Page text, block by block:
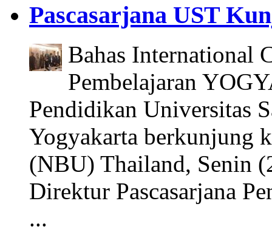
Pascasarjana UST
Bahas International
Pembelajaran
Pendidikan Universitas
Yogyakarta berkunjung
(NBU) Thailand, Senin
Direktur Pascasarjana
...